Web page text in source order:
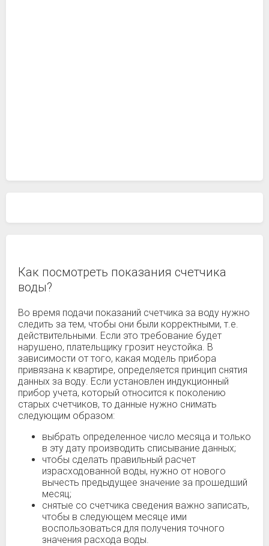
Как посмотреть показания счетчика
воды?
Во время подачи показаний счетчика за воду нужно
следить за тем, чтобы они были корректными, т.е.
действительными. Если это требование будет
нарушено, плательщику грозит неустойка. В
зависимости от того, какая модель прибора
привязана к квартире, определяется принцип снятия
данных за воду. Если установлен индукционный
прибор учета, который относится к поколению
старых счетчиков, то данные нужно снимать
следующим образом:
выбрать определенное число месяца и только
в эту дату производить списывание данных;
чтобы сделать правильный расчет
израсходованной воды, нужно от нового
вычесть предыдущее значение за прошедший
месяц;
снятые со счетчика сведения важно записать,
чтобы в следующем месяце ими
воспользоваться для получения точного
значения расхода воды.